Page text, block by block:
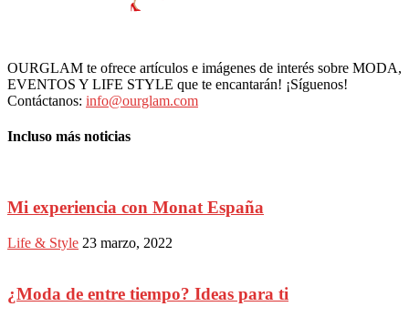
OURGLAM te ofrece artículos e imágenes de interés sobre MODA,
EVENTOS Y LIFE STYLE que te encantarán! ¡Síguenos!
Contáctanos: info@ourglam.com
Incluso más noticias
Mi experiencia con Monat España
Life & Style 23 marzo, 2022
¿Moda de entre tiempo? Ideas para ti